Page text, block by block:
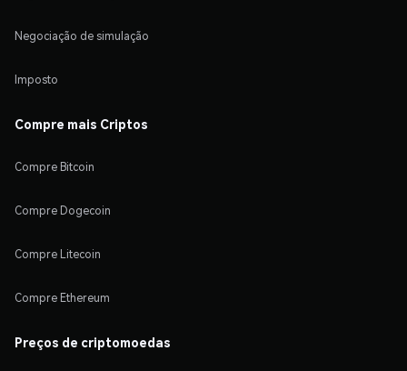
Negociação de simulação
Imposto
Compre mais Criptos
Compre Bitcoin
Compre Dogecoin
Compre Litecoin
Compre Ethereum
Preços de criptomoedas